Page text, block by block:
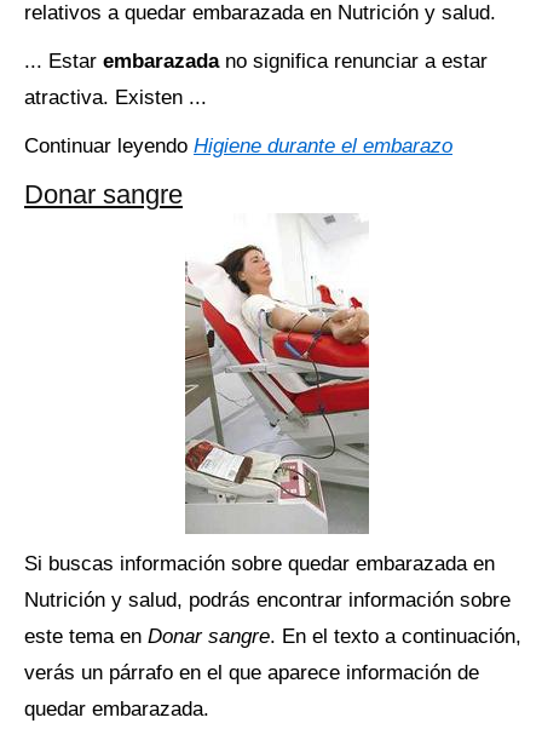
relativos a quedar embarazada en Nutrición y salud.
... Estar embarazada no significa renunciar a estar
atractiva. Existen ...
Continuar leyendo Higiene durante el embarazo
Donar sangre
Si buscas información sobre quedar embarazada en
Nutrición y salud, podrás encontrar información sobre
este tema en Donar sangre. En el texto a continuación,
verás un párrafo en el que aparece información de
quedar embarazada.